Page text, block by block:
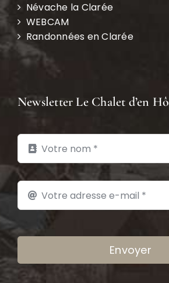
Névache la Clarée
WEBCAM
Randonnées en Clarée
Newsletter Le Chalet d’en Hô
Envoyer